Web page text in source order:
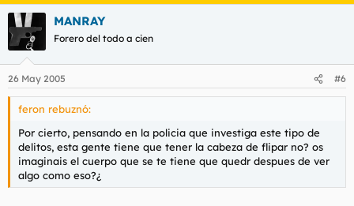
MANRAY
Forero del todo a cien
26 May 2005 #6
feron rebuznó:
Por cierto, pensando en la policia que investiga este tipo de
delitos, esta gente tiene que tener la cabeza de flipar no? os
imaginais el cuerpo que se te tiene que quedr despues de ver
algo como eso?¿